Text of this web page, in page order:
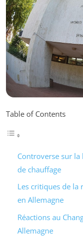
Table of Contents
Controverse sur
de chauffage
Les critiques de la
en Allemagne
Réactions au
Allemagne